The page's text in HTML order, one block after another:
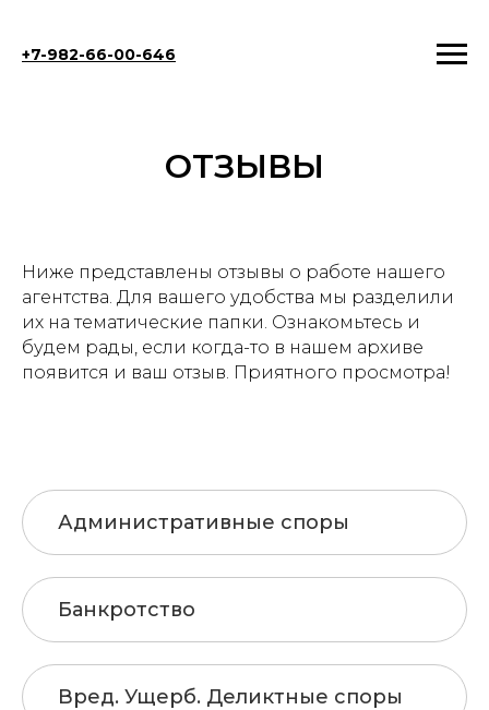
+7-982-66-00-646
ОТЗЫВЫ
Ниже представлены отзывы о работе нашего
агентства. Для вашего удобства мы разделили
их на тематические папки. Ознакомьтесь и
будем рады, если когда-то в нашем архиве
появится и ваш отзыв. Приятного просмотра!
Административные споры
Банкротство
Вред. Ущерб. Деликтные споры